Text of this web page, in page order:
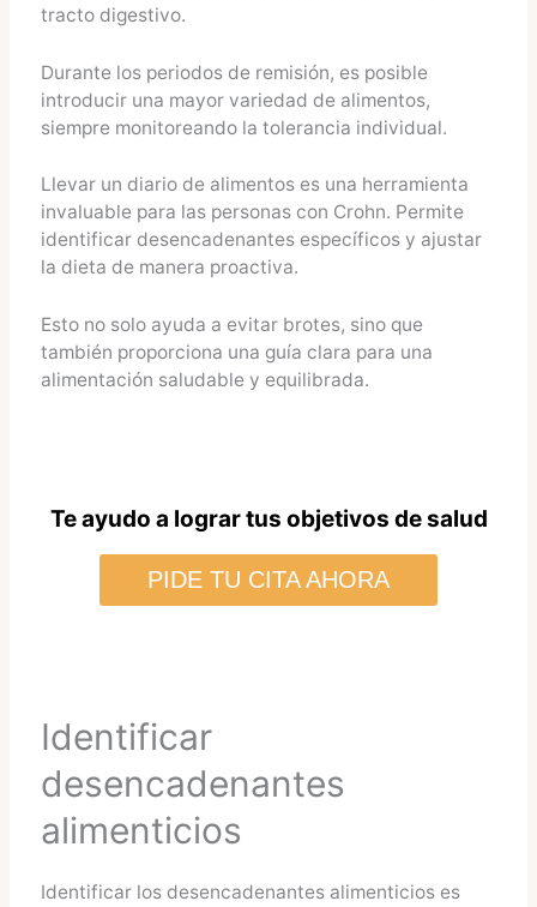
tracto digestivo.
Durante los periodos de remisión, es posible
introducir una mayor variedad de alimentos,
siempre monitoreando la tolerancia individual.
Llevar un diario de alimentos es una herramienta
invaluable para las personas con Crohn. Permite
identificar desencadenantes específicos y ajustar
la dieta de manera proactiva.
Esto no solo ayuda a evitar brotes, sino que
también proporciona una guía clara para una
alimentación saludable y equilibrada.
Te ayudo a lograr tus objetivos de salud
PIDE TU CITA AHORA
Identificar
desencadenantes
alimenticios
Identificar los desencadenantes alimenticios es